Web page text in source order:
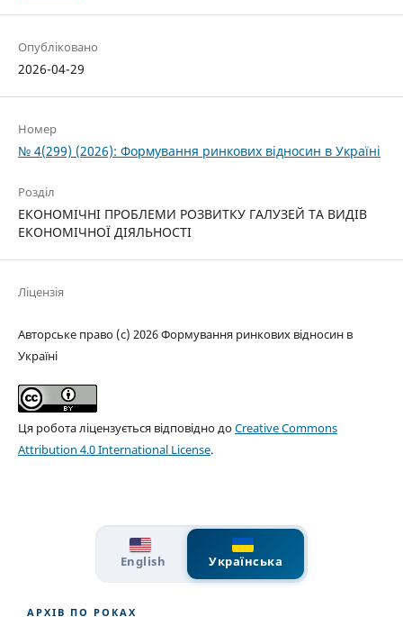
Опубліковано
2026-04-29
Номер
№ 4(299) (2026): Формування ринкових відносин в Україні
Розділ
ЕКОНОМІЧНІ ПРОБЛЕМИ РОЗВИТКУ ГАЛУЗЕЙ ТА ВИДІВ
ЕКОНОМІЧНОЇ ДІЯЛЬНОСТІ
Ліцензія
Авторське право (c) 2026 Формування ринкових відносин в
Україні
Ця робота ліцензується відповідно доCreative Commons
Attribution 4.0 International License.
English Українська
АРХІВ ПО РОКАХ